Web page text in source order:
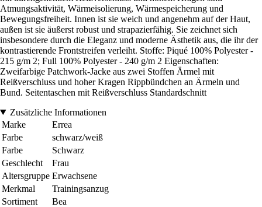
Atmungsaktivität, Wärmeisolierung, Wärmespeicherung und
Bewegungsfreiheit. Innen ist sie weich und angenehm auf der Haut,
außen ist sie äußerst robust und strapazierfähig. Sie zeichnet sich
insbesondere durch die Eleganz und moderne Ästhetik aus, die ihr der
kontrastierende Frontstreifen verleiht. Stoffe: Piqué 100% Polyester -
215 g/m 2; Full 100% Polyester - 240 g/m 2 Eigenschaften:
Zweifarbige Patchwork-Jacke aus zwei Stoffen Ärmel mit
Reißverschluss und hoher Kragen Rippbündchen an Ärmeln und
Bund. Seitentaschen mit Reißverschluss Standardschnitt
Zusätzliche Informationen
Marke
Errea
Farbe
schwarz/weiß
Farbe
Schwarz
Geschlecht
Frau
Altersgruppe Erwachsene
Merkmal
Trainingsanzug
Sortiment
Bea